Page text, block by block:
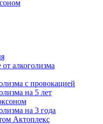
алкоголизма
с провокацией
на 5 лет
на 3 года
Актоплекс